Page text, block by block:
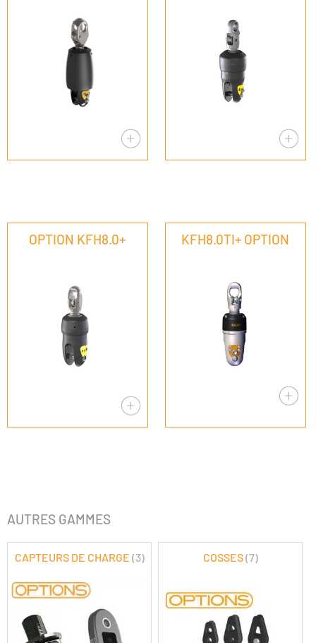
OPTION KFH8.0+ KFH8.0TI+ OPTION
AUTRES GAMMES
CAPTEURS DE CHARGE (3) COSSES(7)